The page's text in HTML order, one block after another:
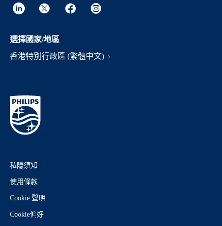
選擇國家/地區
香港特別行政區 (繁體中文)
私隱須知
使用條款
Cookie 聲明
Cookie偏好